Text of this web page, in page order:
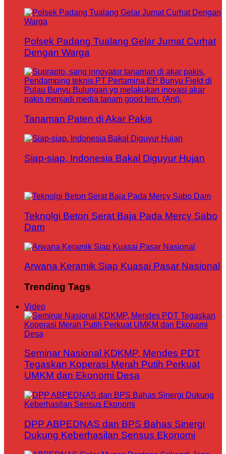
Polsek Padang Tualang Gelar Jumat Curhat
Dengan Warga
Tanaman Paten di Akar Pakis
Siap-siap, Indonesia Bakal Diguyur Hujan
Teknolgi Beton Serat Baja Pada Mercy Sabo
Dam
Arwana Keramik Siap Kuasai Pasar Nasional
Trending Tags
Video
Seminar Nasional KDKMP, Mendes PDT
Tegaskan Koperasi Merah Putih Perkuat
UMKM dan Ekonomi Desa
DPP ABPEDNAS dan BPS Bahas Sinergi
Dukung Keberhasilan Sensus Ekonomi